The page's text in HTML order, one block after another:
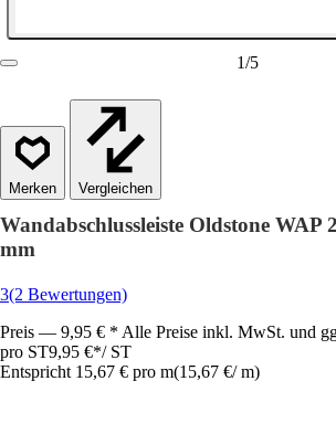
1/5
Vergleichen
Wandabschlussleiste Oldstone WAP
mm
3(2 Bewertungen)
Preis — 9,95 € * Alle Preise inkl. MwSt. und
pro ST9,95 €*/ ST
Entspricht 15,67 € pro m(15,67 €/ m)